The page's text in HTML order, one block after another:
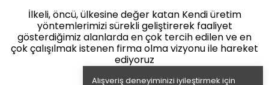
Alışveriş deneyiminizi iyileştirmek için
İlkeli, öncü, ülkesine değer katan Kendi üretim
yöntemlerimizi sürekli geliştirerek faaliyet
gösterdiğimiz alanlarda en çok tercih edilen ve en
çok çalışılmak istenen firma olma vizyonu ile hareket
ediyoruz